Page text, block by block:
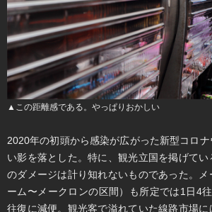
▲この距離感である。やっぱりおかしい
2020年の初頭から感染が広がった新型コロ
い影を落とした。特に、観光立国を掲げて
のダメージは計り知れないものであった。メ
ーム〜メークロンの区間）も所定では1日4
往復に減便。観光客で溢れていた線路市場に